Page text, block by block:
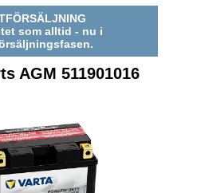
som alltid - nu i
AGM 511901016